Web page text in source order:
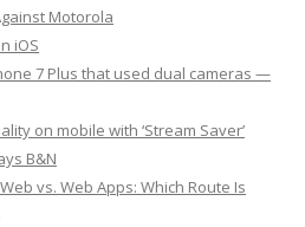
Motorola
iOS
7 Plus that used dual cameras —
on mobile with ‘Stream Saver’
B&N
vs. Web Apps: Which Route Is